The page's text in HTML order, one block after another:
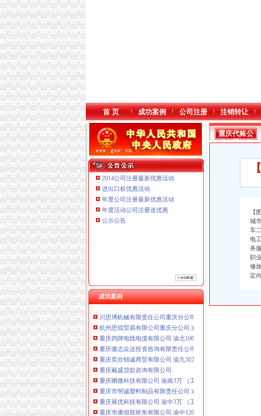
首 页 成功案例 公司注册 注销转让
2014公司注册最新优惠活动
进出口权优惠活动
年度公司注册最新优惠活动
年度活动公司注册送优惠
公示公告
成功案例
重庆鸽牌电线电缆有限公司 渝北10010万 (进出口权)
重庆傲志众达投资咨询有限责任公司 渝九1000万 （增资）
重庆市明诚塑料制品有限责任公司 渝高100万 （进出口权）
重庆展优科技有限公司 渝中3万 （工商注册）
重庆华康假肢矫形有限公司 渝中120万 （增资）
重庆佳技维科技发展有限公司 渝南100万 （进出口权）
川思博机械有限责任公司重庆分公司 渝江 （工商注册）
杭州思锐贸易有限公司重庆分公司 渝中 （工商注册）
重庆鸽牌电线电缆有限公司 渝北10010万 (进出口权)
重庆傲志众达投资咨询有限责任公司 渝九1000万 （增资）
重庆奕欣锦诚商贸有限公司 渝九50万 （工商注册）
重庆戴盛贷款咨询有限公司
重庆晒微科技有限公司 渝南3万 （工商注册）
重庆市明诚塑料制品有限责任公司 渝高100万 （进出口权）
重庆展优科技有限公司 渝中3万 （工商注册）
重庆华康假肢矫形有限公司 渝中120万 （增资）
重庆佳技维科技发展有限公司 渝南100万 （进出口权）
重庆代账公
司
【
城
车
电
务
职
修
定